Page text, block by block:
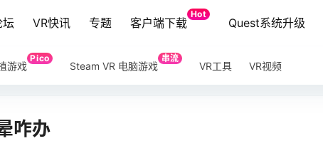
坛 VR快讯 专题 客户端下载
Hot
Quest系统升级
游戏
Pico
Steam VR 电脑游戏
串流
VR工具 VR视频
咋办